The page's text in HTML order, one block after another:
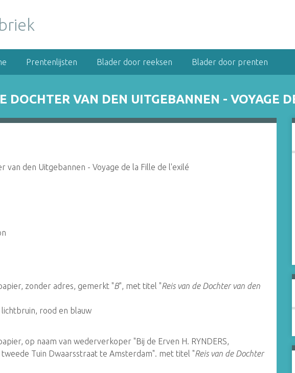
Prentenlijsten Blader door reeksen Blader door prenten
DOCHTER VAN DEN UITGEBANNEN - VOYAGE
van den Uitgebannen - Voyage de la Fille de l'exilé
zonder adres, gemerkt "B", met titel "Reis van de Dochter van den
rood en blauw
op naam van wederverkoper "Bij de Erven H. RYNDERS,
tweede Tuin Dwaarsstraat te Amsterdam". met titel "Reis van de Dochter